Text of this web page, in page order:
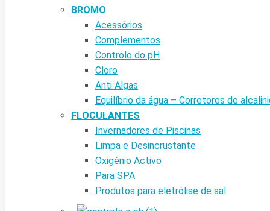
BROMO
Acessórios
Complementos
Controlo do pH
Cloro
Anti Algas
Equilíbrio da água – Corretores de
FLOCULANTES
Invernadores de Piscinas
Limpa e Desincrustante
Oxigénio Activo
Para SPA
Produtos para eletrólise de sal